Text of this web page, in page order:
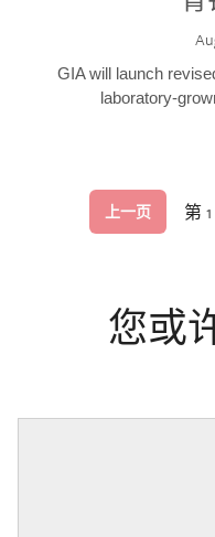
GIA will launch
laboratory-
上一页 第
您或